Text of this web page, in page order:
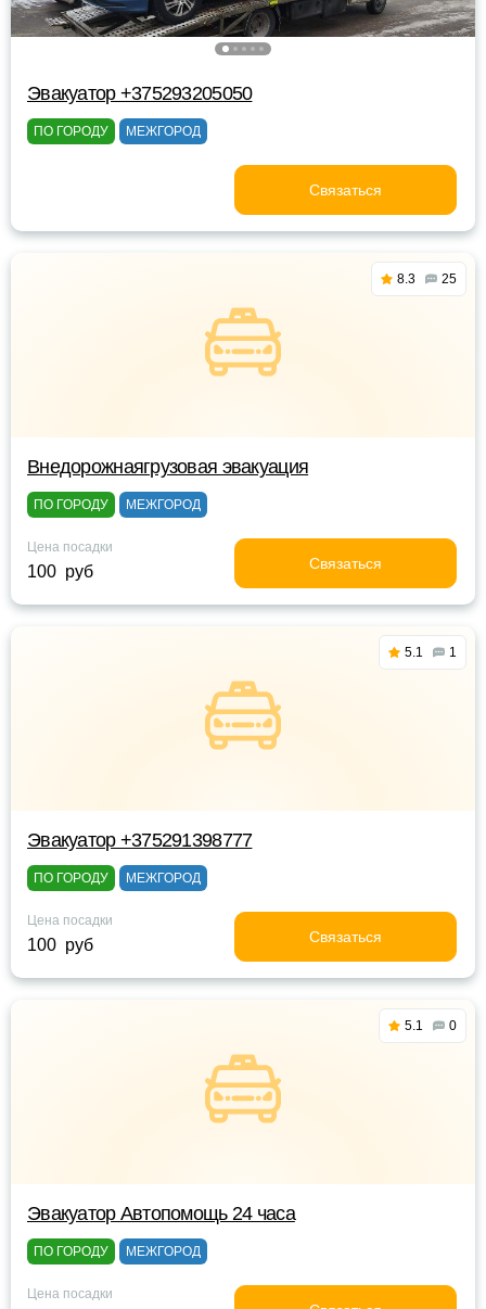
Эвакуатор +375293205050
ПО ГОРОДУ МЕЖГОРОД
Связаться
8.3 25
Внедорожнаягрузовая эвакуация
ПО ГОРОДУ МЕЖГОРОД
Цена посадки
100 руб Связаться
5.1 1
Эвакуатор +375291398777
ПО ГОРОДУ МЕЖГОРОД
Цена посадки
100 руб Связаться
5.1 0
Эвакуатор Автопомощь 24 часа
ПО ГОРОДУ МЕЖГОРОД
Цена посадки